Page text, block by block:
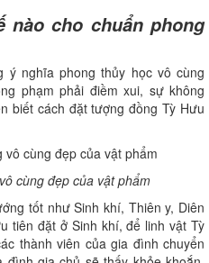
cho chuẩn phong
ý nghĩa phong thủy học vô cùng
phạm phải điềm xui, sự không
biết cách đặt tượng đồng Tỳ Hưu
cùng đẹp của vật phẩm
tốt như Sinh khí, Thiên y, Diên
tiên đặt ở Sinh khí, để linh vật Tỳ
thành viên của gia đình chuyển